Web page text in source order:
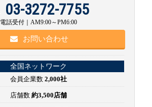
03-3272-7755
電話受付｜AM9:00～PM6:00
お問い合わせ
全国ネットワーク
会員企業数 2,000社
店舗数 約3,500店舗